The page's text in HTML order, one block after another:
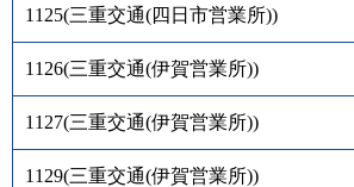
1125(三重交通(四日市営業所))
1126(三重交通(伊賀営業所))
1127(三重交通(伊賀営業所))
1129(三重交通(伊賀営業所))